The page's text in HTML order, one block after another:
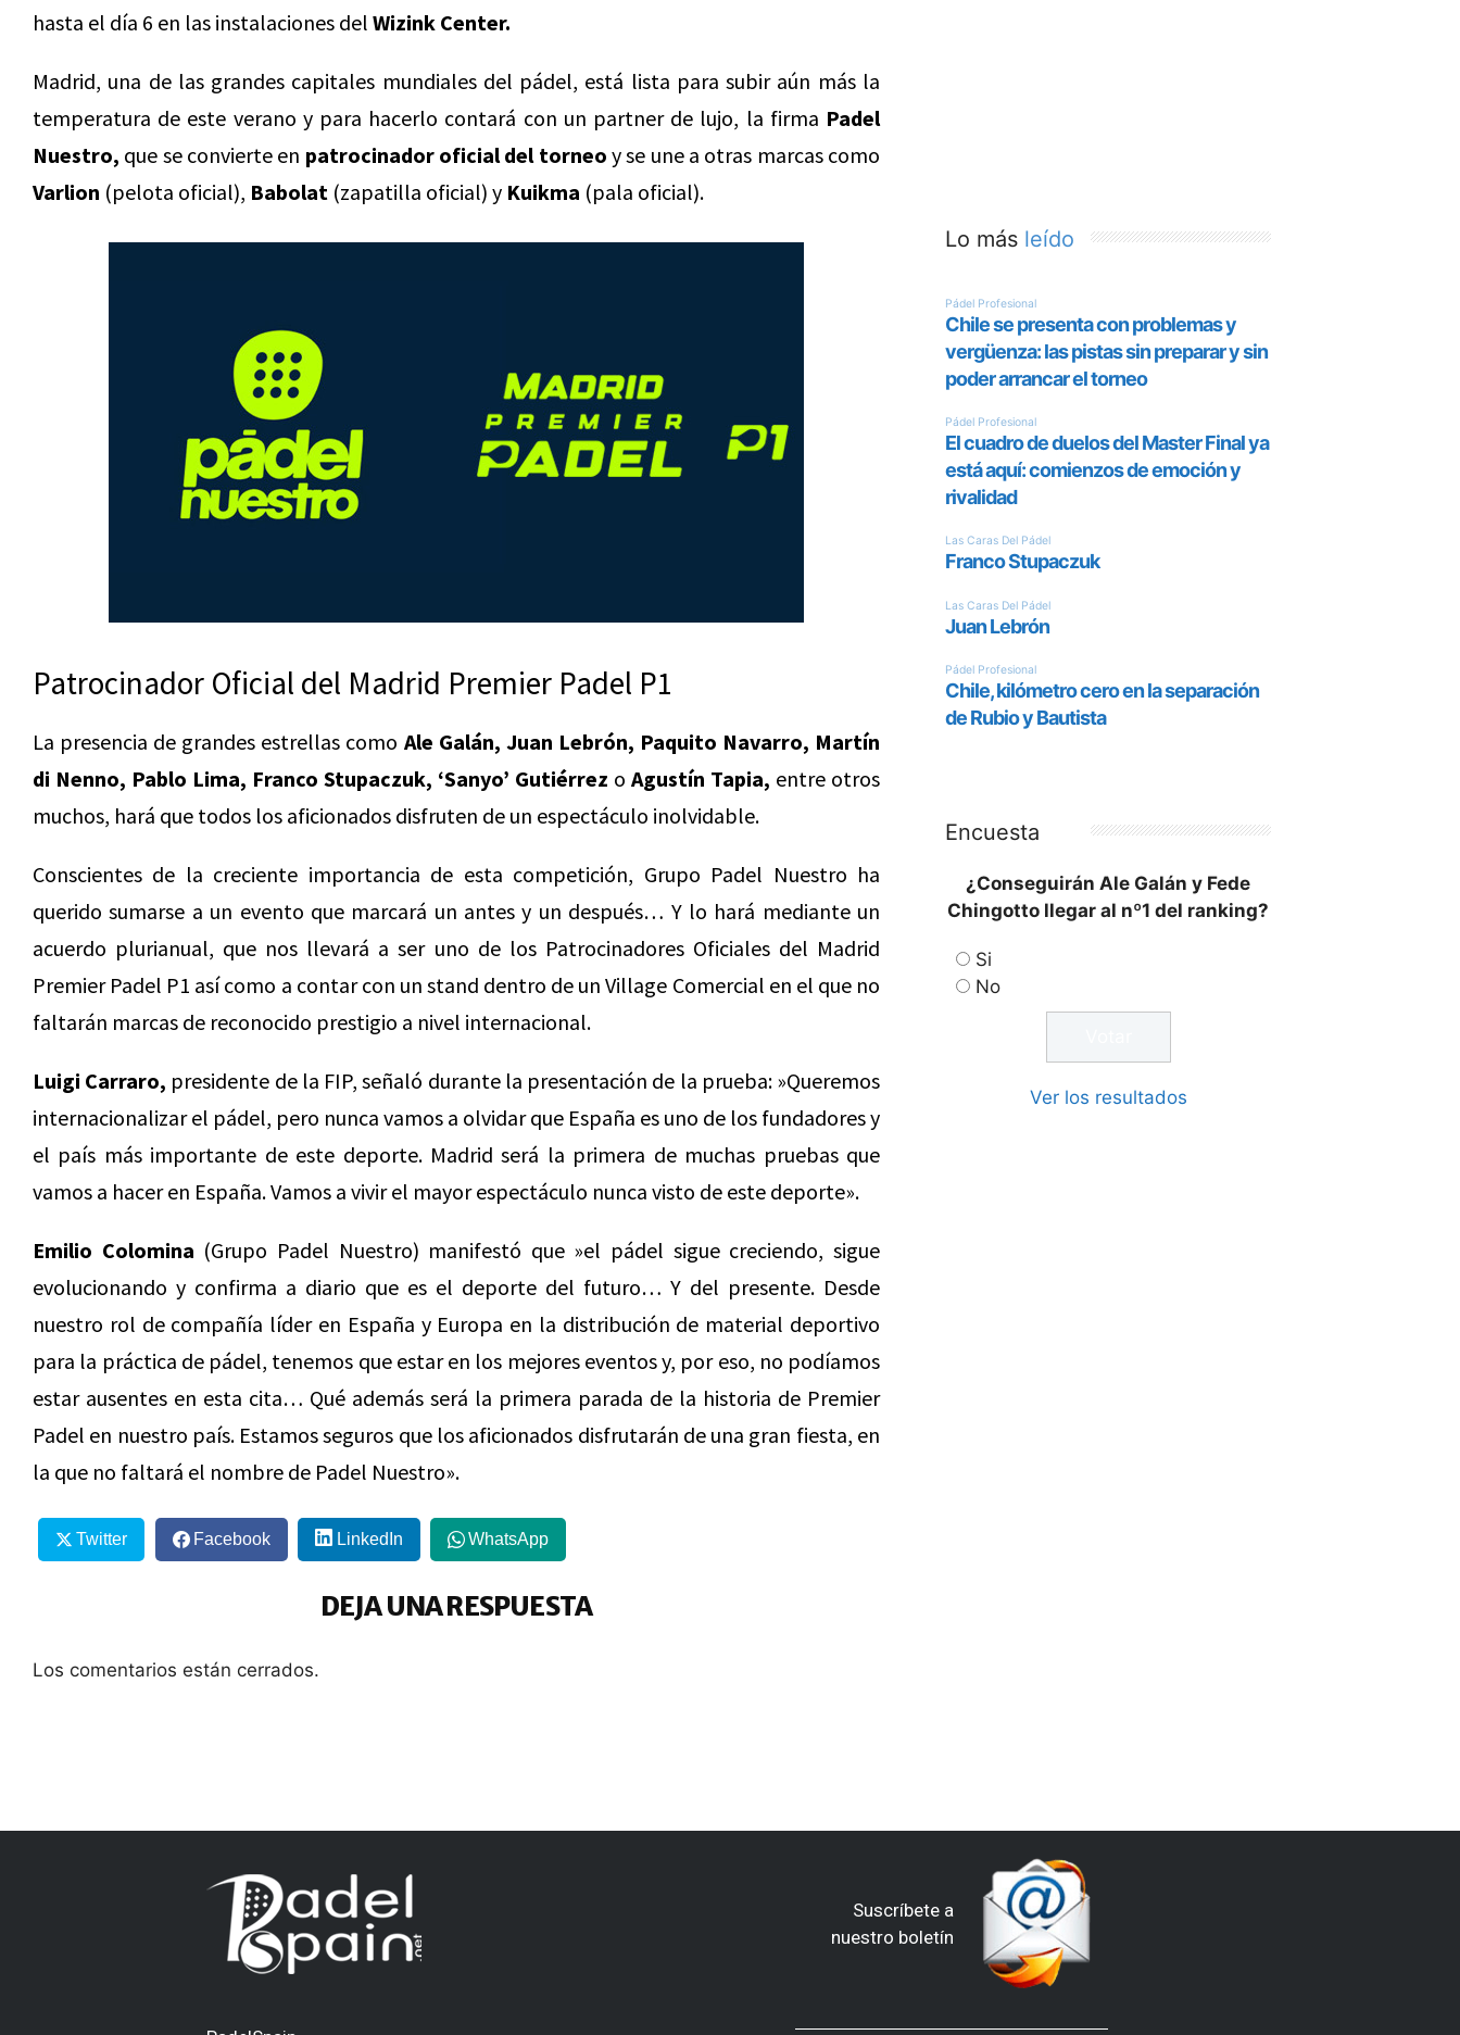
hasta el día 6 en las instalaciones del Wizink Center.
Madrid, una de las grandes capitales mundiales del pádel, está lista para subir aún más la
temperatura de este verano y para hacerlo contará con un partner de lujo, la firma Padel
Nuestro, que se convierte en patrocinador oficial del torneo y se une a otras marcas como
Varlion (pelota oficial), Babolat (zapatilla oficial) y Kuikma (pala oficial).
Patrocinador Oficial del Madrid Premier Padel P1
La presencia de grandes estrellas como Ale Galán, Juan Lebrón, Paquito Navarro, Martín
di Nenno, Pablo Lima, Franco Stupaczuk, ‘Sanyo’ Gutiérrez o Agustín Tapia, entre otros
muchos, hará que todos los aficionados disfruten de un espectáculo inolvidable.
Conscientes de la creciente importancia de esta competición, Grupo Padel Nuestro ha
querido sumarse a un evento que marcará un antes y un después… Y lo hará mediante un
acuerdo plurianual, que nos llevará a ser uno de los Patrocinadores Oficiales del Madrid
Premier Padel P1 así como a contar con un stand dentro de un Village Comercial en el que no
faltarán marcas de reconocido prestigio a nivel internacional.
Luigi Carraro, presidente de la FIP, señaló durante la presentación de la prueba: »Queremos
internacionalizar el pádel, pero nunca vamos a olvidar que España es uno de los fundadores y
el país más importante de este deporte. Madrid será la primera de muchas pruebas que
vamos a hacer en España. Vamos a vivir el mayor espectáculo nunca visto de este deporte».
Emilio Colomina (Grupo Padel Nuestro) manifestó que »el pádel sigue creciendo, sigue
evolucionando y confirma a diario que es el deporte del futuro… Y del presente. Desde
nuestro rol de compañía líder en España y Europa en la distribución de material deportivo
para la práctica de pádel, tenemos que estar en los mejores eventos y, por eso, no podíamos
estar ausentes en esta cita… Qué además será la primera parada de la historia de Premier
Padel en nuestro país. Estamos seguros que los aficionados disfrutarán de una gran fiesta, en
la que no faltará el nombre de Padel Nuestro».
Twitter Facebook LinkedIn WhatsApp
DEJA UNA RESPUESTA
Los comentarios están cerrados.
Lo más leído
Encuesta
¿Conseguirán Ale Galán y Fede
Chingotto llegar al nº1 del ranking?
Si
No
Ver los resultados
Suscríbete a
nuestro boletín